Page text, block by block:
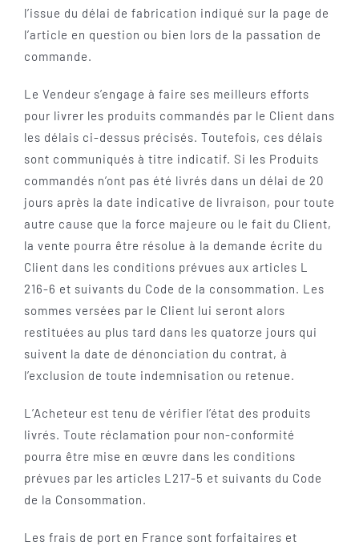
l’issue du délai de fabrication indiqué sur la page de
l’article en question ou bien lors de la passation de
commande.
Le Vendeur s’engage à faire ses meilleurs efforts
pour livrer les produits commandés par le Client dans
les délais ci-dessus précisés. Toutefois, ces délais
sont communiqués à titre indicatif. Si les Produits
commandés n’ont pas été livrés dans un délai de 20
jours après la date indicative de livraison, pour toute
autre cause que la force majeure ou le fait du Client,
la vente pourra être résolue à la demande écrite du
Client dans les conditions prévues aux articles L
216-6 et suivants du Code de la consommation. Les
sommes versées par le Client lui seront alors
restituées au plus tard dans les quatorze jours qui
suivent la date de dénonciation du contrat, à
l’exclusion de toute indemnisation ou retenue.
L’Acheteur est tenu de vérifier l’état des produits
livrés. Toute réclamation pour non-conformité
pourra être mise en œuvre dans les conditions
prévues par les articles L217-5 et suivants du Code
de la Consommation.
Les frais de port en France sont forfaitaires et